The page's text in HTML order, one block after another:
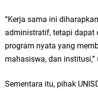
“Kerja sama ini
administratif, tetapi dapat
program nyata yang
mahasiswa, dan institusi,”
Sementara itu, pihak